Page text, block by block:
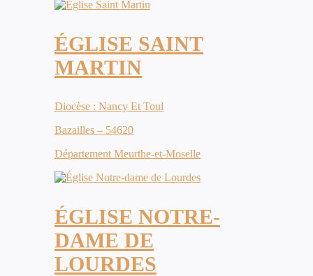
ÉGLISE SAINT
MARTIN
Diocèse : Nancy Et Toul
Bazailles – 54620
Département Meurthe-et-Moselle
ÉGLISE NOTRE-
DAME DE
LOURDES